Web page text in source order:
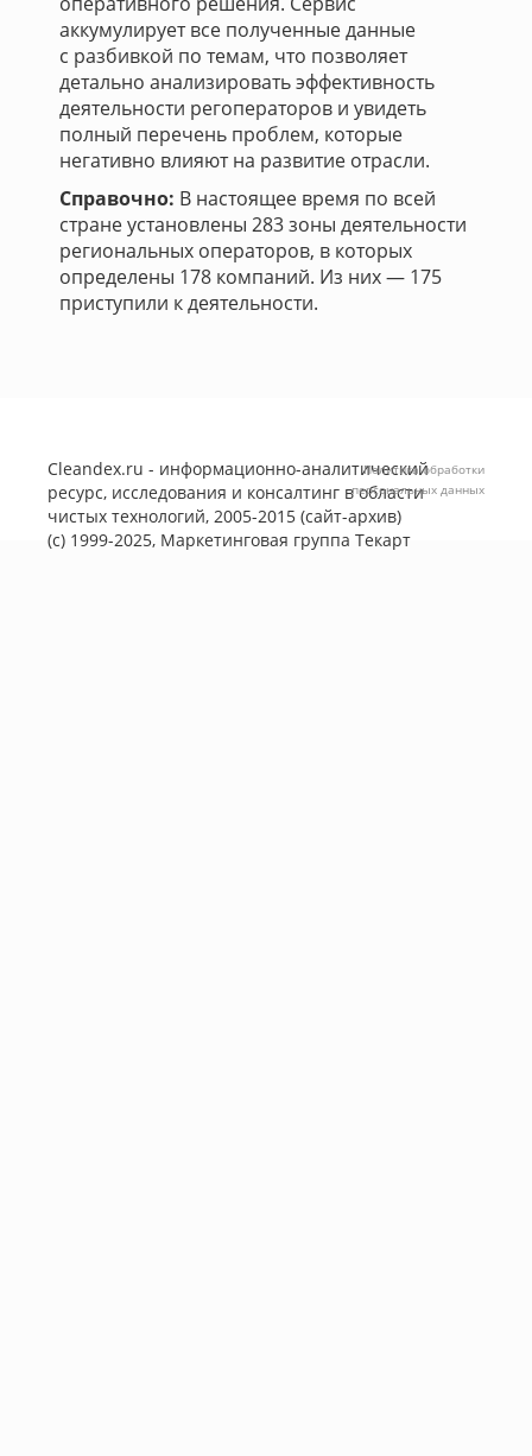
аккумулирует все полученные данные
с разбивкой по темам, что позволяет
детально анализировать эффективность
деятельности регоператоров и увидеть
полный перечень проблем, которые
негативно влияют на развитие отрасли.
Справочно: В настоящее время по всей
стране установлены 283 зоны деятельности
региональных операторов, в которых
определены 178 компаний. Из них — 175
приступили к деятельности.
Cleandex.ru - информационно-аналитический
ресурс, исследования и консалтинг в области
чистых технологий, 2005-2015 (сайт-архив)
(с) 1999-2025, Маркетинговая группа Текарт
Политика обработки
персональных данных